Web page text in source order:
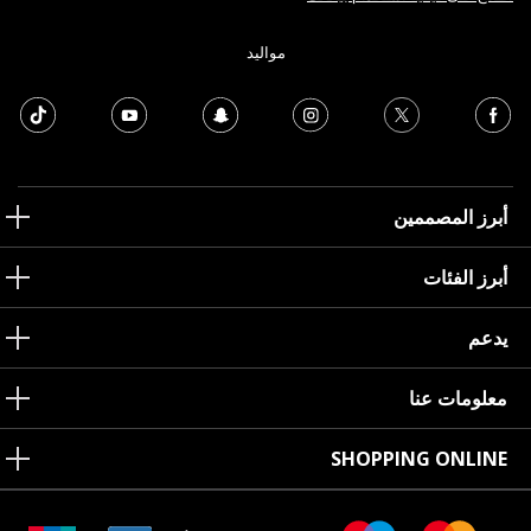
مواليد
أبرز المصممين
أبرز الفئات
يدعم
معلومات عنا
SHOPPING ONLINE